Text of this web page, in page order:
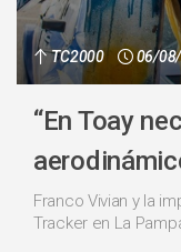
TC2000 06/
“En Toay
Franco Vivian y la
Tracker en La